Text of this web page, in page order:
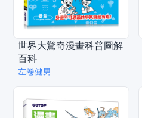
世界大驚奇漫畫科普圖解
百科
左卷健男